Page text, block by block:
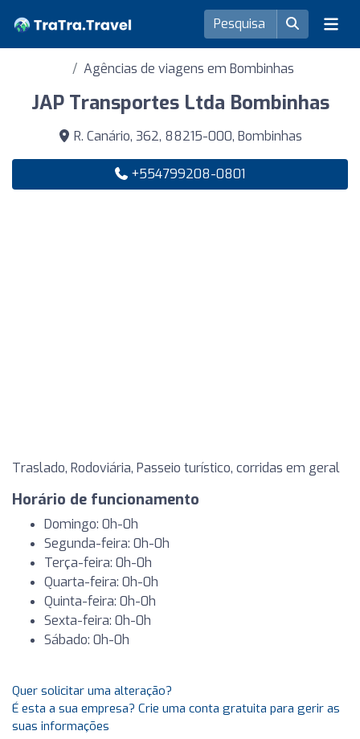
Agências de viagens em Bombinhas
JAP Transportes Ltda Bombinhas
R. Canário, 362, 88215-000, Bombinhas
+554799208-0801
Traslado, Rodoviária, Passeio turístico, corridas em geral
Horário de funcionamento
Domingo: 0h-0h
Segunda-feira: 0h-0h
Terça-feira: 0h-0h
Quarta-feira: 0h-0h
Quinta-feira: 0h-0h
Sexta-feira: 0h-0h
Sábado: 0h-0h
Quer solicitar uma alteração?
É esta a sua empresa? Crie uma conta gratuita para gerir as
suas informações